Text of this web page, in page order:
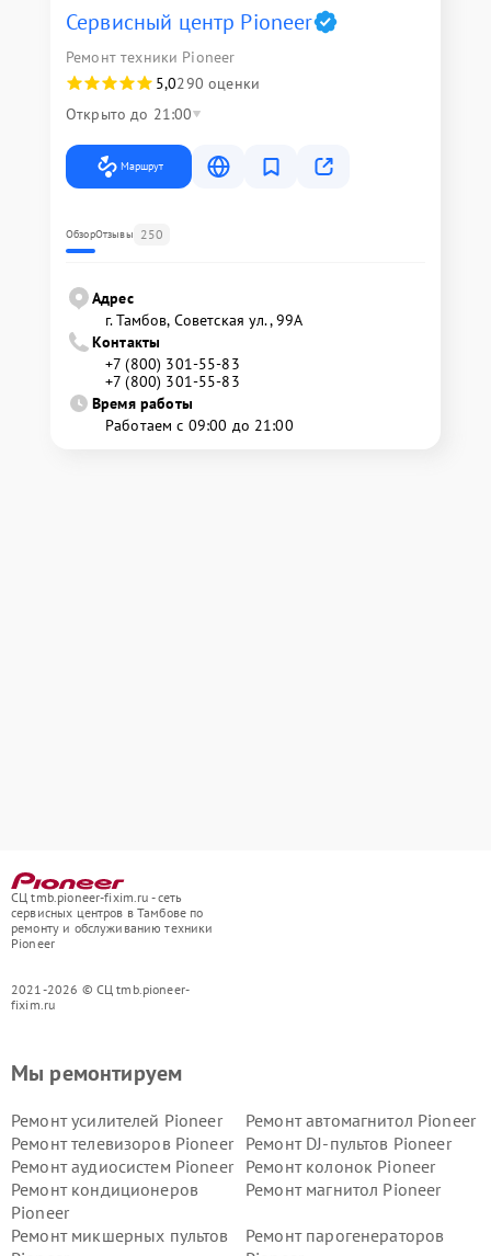
Сервисный центр Pioneer
Ремонт техники Pioneer
5,0290 оценки
Открыто до 21:00
Маршрут
ОбзорОтзывы 250
Адрес
г. Тамбов, Советская ул., 99А
Контакты
+7 (800) 301-55-83
+7 (800) 301-55-83
Время работы
Работаем с 09:00 до 21:00
СЦ tmb.pioneer-fixim.ru - сеть
сервисных центров в Тамбове по
ремонту и обслуживанию техники
Pioneer
2021-2026 © СЦ tmb.pioneer-
fixim.ru
Мы ремонтируем
Ремонт усилителей Pioneer
Ремонт автомагнитол Pioneer
Ремонт телевизоров Pioneer
Ремонт DJ-пультов Pioneer
Ремонт аудиосистем Pioneer
Ремонт колонок Pioneer
Ремонт кондиционеров
Pioneer
Ремонт магнитол Pioneer
Ремонт микшерных пультов
Ремонт парогенераторов